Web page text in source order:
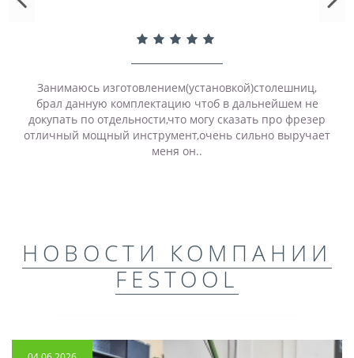
Занимаюсь изготовлением(установкой)столешниц,
брал данную комплектацию чтоб в дальнейшем не
докупать по отдельности,что могу сказать про фрезер
отличный мощный инструмент,очень сильно выручает
меня он..
НОВОСТИ КОМПАНИИ
FESTOOL